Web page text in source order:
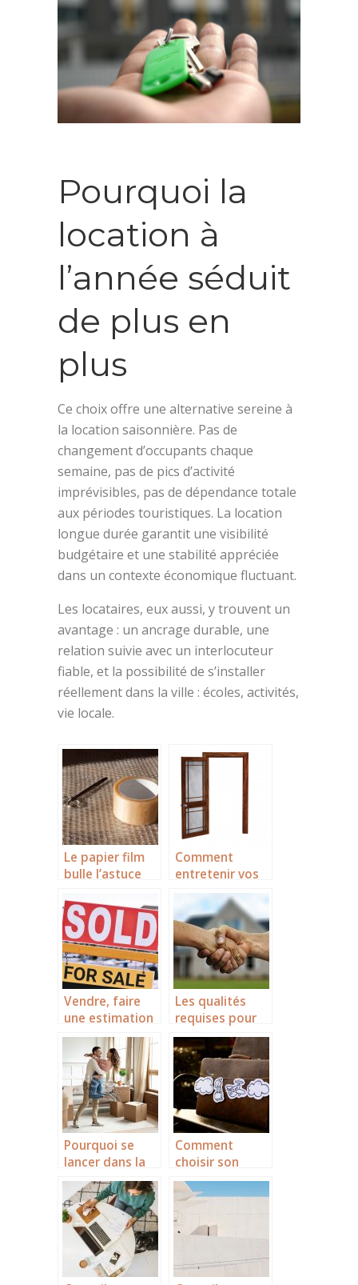
Pourquoi la
location à
l’année séduit
de plus en
plus
Ce choix offre une alternative sereine à
la location saisonnière. Pas de
changement d’occupants chaque
semaine, pas de pics d’activité
imprévisibles, pas de dépendance totale
aux périodes touristiques. La location
longue durée garantit une visibilité
budgétaire et une stabilité appréciée
dans un contexte économique fluctuant.
Les locataires, eux aussi, y trouvent un
avantage : un ancrage durable, une
relation suivie avec un interlocuteur
fiable, et la possibilité de s’installer
réellement dans la ville : écoles, activités,
vie locale.
Le papier film
bulle l’astuce
convenablemen
t votre mobilier
lors du
déménagement
!
Comment
entretenir vos
portes et
fenêtres en
bois?
Vendre, faire
une estimation
maison en ligne
dans le gard.
Les qualités
requises pour
devenir
conseiller
immobilier
Pourquoi se
lancer dans la
rénovation de
la maison ?
Comment
choisir son
agence de
voyage ?